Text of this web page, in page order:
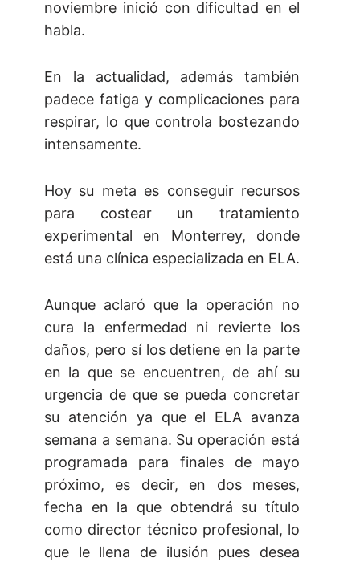
noviembre inició con dificultad en el
habla.
En la actualidad, además también
padece fatiga y complicaciones para
respirar, lo que controla bostezando
intensamente.
Hoy su meta es conseguir recursos
para costear un tratamiento
experimental en Monterrey, donde
está una clínica especializada en ELA.
Aunque aclaró que la operación no
cura la enfermedad ni revierte los
daños, pero sí los detiene en la parte
en la que se encuentren, de ahí su
urgencia de que se pueda concretar
su atención ya que el ELA avanza
semana a semana. Su operación está
programada para finales de mayo
próximo, es decir, en dos meses,
fecha en la que obtendrá su título
como director técnico profesional, lo
que le llena de ilusión pues desea